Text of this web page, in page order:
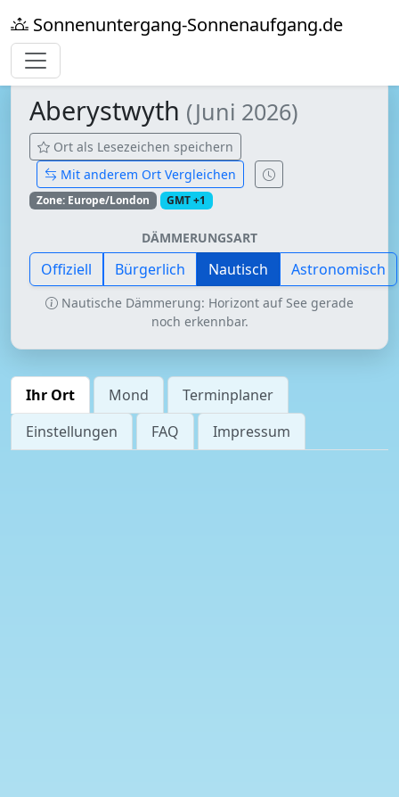
Sonnenuntergang-Sonnenaufgang.de
Aberystwyth (Juni 2026)
Ort als Lesezeichen speichern
Mit anderem Ort Vergleichen
Zone: Europe/London GMT +1
DÄMMERUNGSART
Offiziell Bürgerlich Nautisch Astronomisch
Nautische Dämmerung: Horizont auf See gerade
noch erkennbar.
Ihr Ort Mond
Terminplaner
Einstellungen
FAQ Impressum